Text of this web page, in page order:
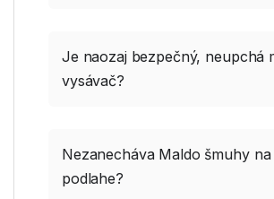
Je naozaj bezpečný, neupchá
vysávač?
Nezanecháva Maldo šmuhy na
podlahe?